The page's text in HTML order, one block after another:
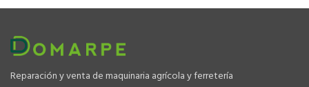
Reparación y venta de maquinaria agrícola y ferretería